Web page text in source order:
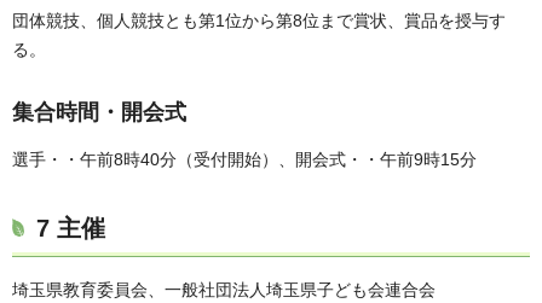
団体競技、個人競技とも第1位から第8位まで賞状、賞品を授与す
る。
集合時間・開会式
選手・・午前8時40分（受付開始）、開会式・・午前9時15分
7 主催
埼玉県教育委員会、一般社団法人埼玉県子ども会連合会